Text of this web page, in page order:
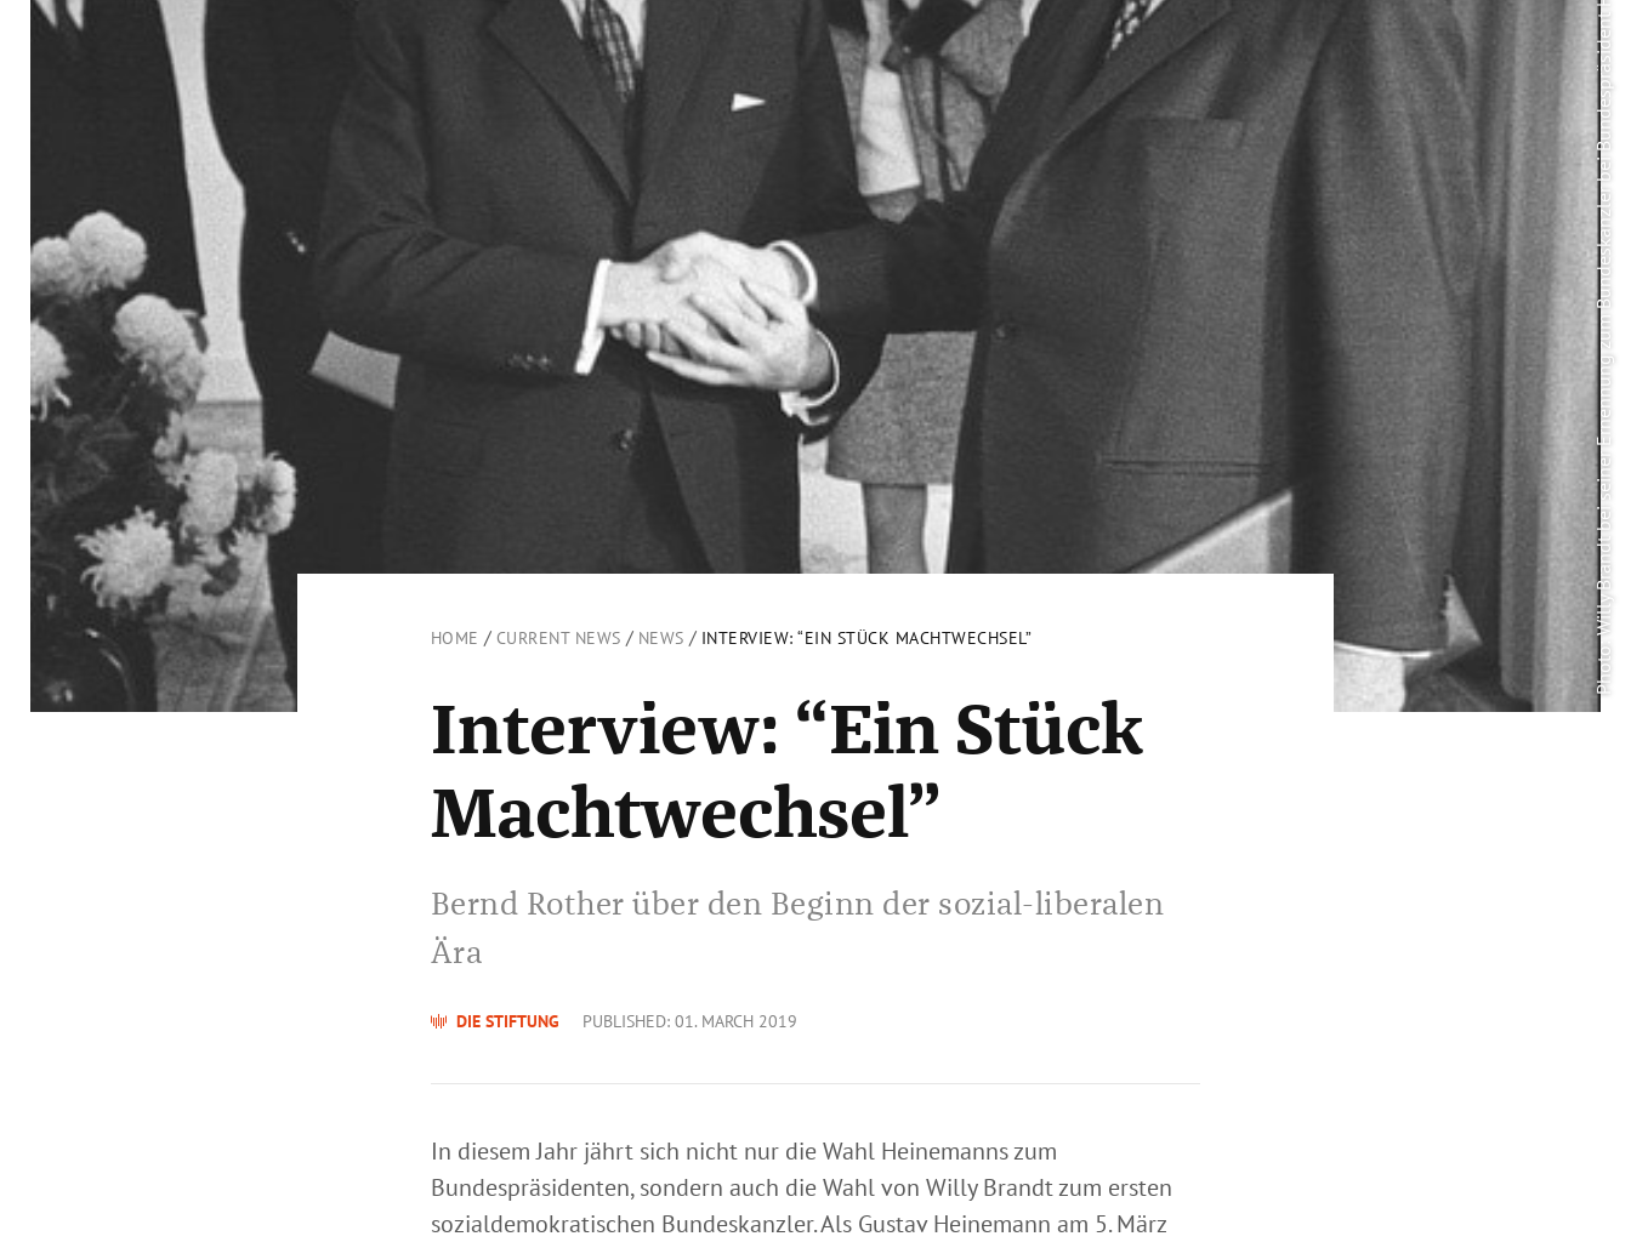
HOME / CURRENT NEWS / NEWS / INTERVIEW: “EIN STÜCK MACHTWECHSEL”
Interview: “Ein Stück
Machtwechsel”
Bernd Rother über den Beginn der sozial-liberalen
Ära
DIE STIFTUNG PUBLISHED: 01. MARCH 2019
In diesem Jahr jährt sich nicht nur die Wahl Heinemanns zum
Bundespräsidenten, sondern auch die Wahl von Willy Brandt zum ersten
sozialdemokratischen Bundeskanzler. Als Gustav Heinemann am 5. März